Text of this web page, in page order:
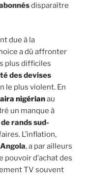
disparaître
due à la
a dû affronter
plus difficiles
des devises
le plus violent. En
nigérianau
un manque à
rands sud-
L’inflation,
, a par ailleurs
d’achat des
TV souvent